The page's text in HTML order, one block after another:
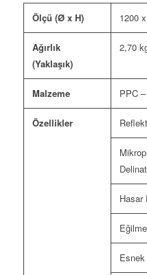
Ölçü (Ø x H) 1200
Ağırlık
(Yaklaşık)
2,70
Malzeme PPC
Özellikler
Hasar
Esnek